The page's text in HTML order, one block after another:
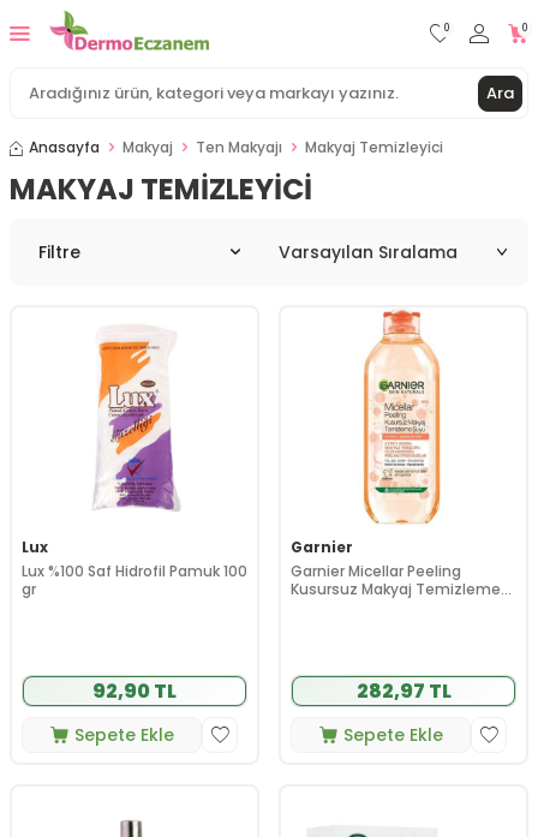
Ara
0 0
Anasayfa Makyaj Ten Makyajı Makyaj Temizleyici
MAKYAJ TEMIZLEYICI
Filtre
Lux
Lux %100 Saf Hidrofil Pamuk 100
gr
92,90 TL
Sepete Ekle
Garnier
Garnier Micellar Peeling
Kusursuz Makyaj Temizleme
282,97 TL
Sepete Ekle